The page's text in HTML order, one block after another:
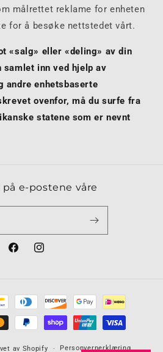
målrettet reklame for enheten
for å besøke nettstedet vårt.
«salg» eller «deling» av din
inn ved hjelp av
andre enhetsbaserte
ovenfor, må du surfe fra
statene som er nevnt
e-postene våre
FacebookInstagram
av Shopify Personvernerklæring